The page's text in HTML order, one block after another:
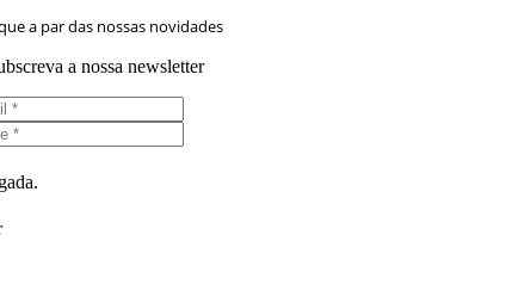
a par das nossas novidades
a nossa newsletter